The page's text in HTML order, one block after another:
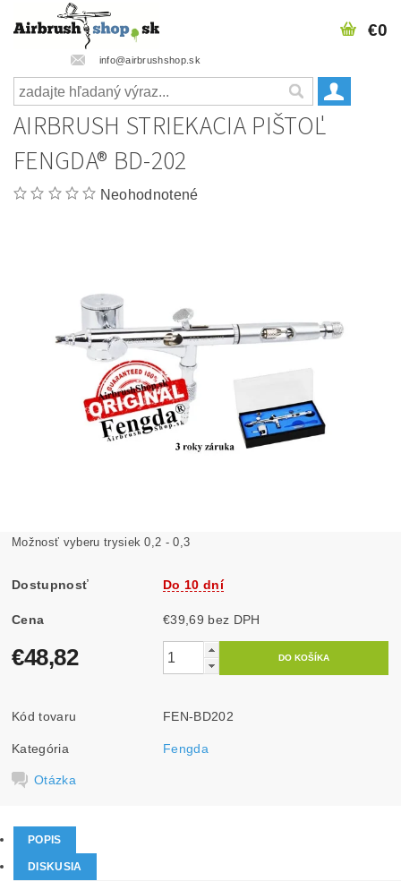
info@airbrushshop.sk
€0
AIRBRUSH STRIEKACIA PIŠTOĽ
FENGDA® BD-202
Neohodnotené
Možnosť vyberu trysiek 0,2 - 0,3
Dostupnosť Do 10 dní
Cena €39,69 bez DPH
€48,82
Kód tovaru FEN-BD202
Kategória Fengda
Otázka
POPIS
DISKUSIA